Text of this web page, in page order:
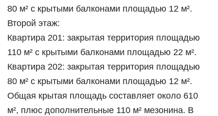
80 м² с крытыми балконами площадью 12 м².
Второй этаж:
Квартира 201: закрытая территория площадью
110 м² с крытыми балконами площадью 22 м².
Квартира 202: закрытая территория площадью
80 м² с крытыми балконами площадью 12 м².
Общая крытая площадь составляет около 610
м², плюс дополнительные 110 м² мезонина. В